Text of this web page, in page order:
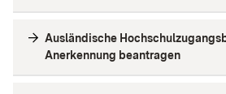
Ausländische
Anerkennung beantragen